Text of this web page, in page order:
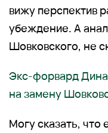
вижу перспектив
убеждение. А
Шовковского, не
Экс-форвард
на замену
Могу сказать, что